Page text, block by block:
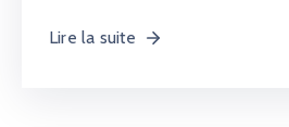
Lire la suite